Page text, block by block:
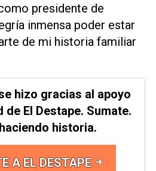
presidente de
inmensa poder estar
de mi historia familiar
hizo gracias al apoyo
de El Destape. Sumate.
historia.
A EL DESTAPE